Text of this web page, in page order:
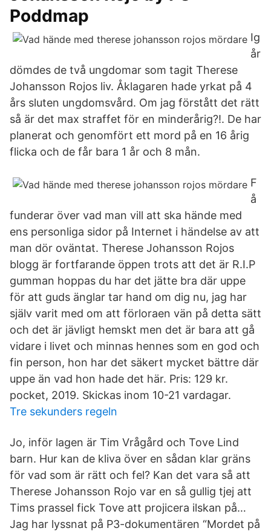
Poddmap
Ig
år
dömdes de två ungdomar som tagit Therese
Johansson Rojos liv. Åklagaren hade yrkat på 4
års sluten ungdomsvård. Om jag förstått det rätt
så är det max straffet för en minderårig?!. De har
planerat och genomfört ett mord på en 16 årig
flicka och de får bara 1 år och 8 mån.
F
å
funderar över vad man vill att ska hände med
ens personliga sidor på Internet i händelse av att
man dör oväntat. Therese Johansson Rojos
blogg är fortfarande öppen trots att det är R.I.P
gumman hoppas du har det jätte bra där uppe
för att guds änglar tar hand om dig nu, jag har
själv varit med om att förloraen vän på detta sätt
och det är jävligt hemskt men det är bara att gå
vidare i livet och minnas hennes som en god och
fin person, hon har det säkert mycket bättre där
uppe än vad hon hade det här. Pris: 129 kr.
pocket, 2019. Skickas inom 10-21 vardagar.
Tre sekunders regeln
Jo, inför lagen är Tim Vrågård och Tove Lind
barn. Hur kan de kliva över en sådan klar gräns
för vad som är rätt och fel? Kan det vara så att
Therese Johansson Rojo var en så gullig tjej att
Tims prassel fick Tove att projicera ilskan på…
Jag har lyssnat på P3-dokumentären “Mordet på